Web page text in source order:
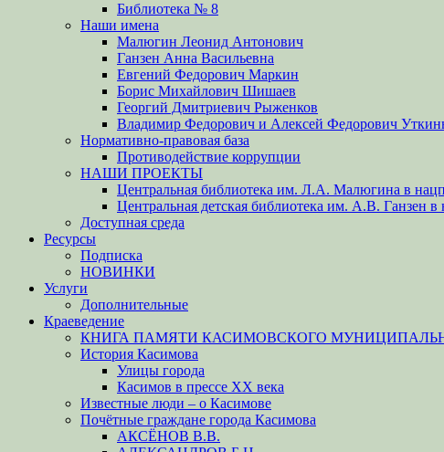
Библиотека № 8
Наши имена
Малюгин Леонид Антонович
Ганзен Анна Васильевна
Евгений Федорович Маркин
Борис Михайлович Шишаев
Георгий Дмитриевич Рыженков
Владимир Федорович и Алексей Федорович
Нормативно-правовая база
Противодействие коррупции
НАШИ ПРОЕКТЫ
Центральная библиотека им. Л.А. Малюгина в
Центральная детская библиотека им. А.В. Ганзен в
Доступная среда
Ресурсы
Подписка
НОВИНКИ
Услуги
Дополнительные
Краеведение
КНИГА ПАМЯТИ КАСИМОВСКОГО
История Касимова
Улицы города
Касимов в прессе XX века
Известные люди – о Касимове
Почётные граждане города Касимова
АКСЁНОВ В.В.